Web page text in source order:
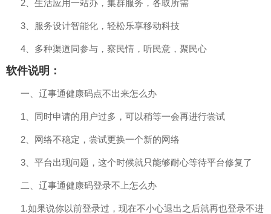
2、生活应用一站办，集群服务，各取所需
3、服务设计智能化，轻松乐享移动科技
4、多种渠道同参与，察民情，听民意，聚民心
软件说明：
一、辽事通健康码点不出来怎么办
1、同时申请的用户过多，可以稍等一会再进行尝试
2、网络不稳定，尝试更换一个新的网络
3、平台出现问题，这个时候就只能够耐心等待平台修复了
二、辽事通健康码登录不上怎么办
1.如果说你以前登录过，现在不小心退出之后就再也登录不进